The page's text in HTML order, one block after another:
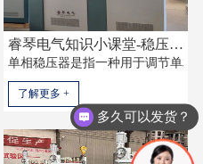
造行业市场需求预测与投资战略
睿琴电气知识小课堂-稳压器-三相稳压器-单相稳压器
单相稳压器是指一种用于调节单相
了解更多 +
多久可以发货？